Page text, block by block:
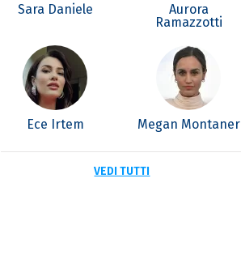
Sara Daniele
Aurora
Ramazzotti
Ece Irtem Megan Montaner
VEDI TUTTI